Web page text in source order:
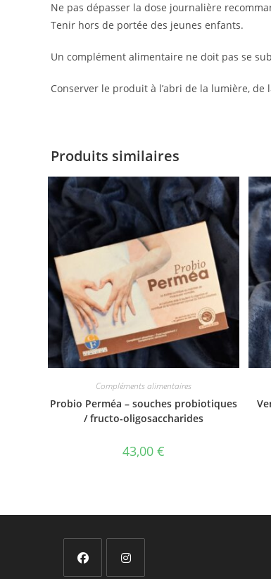
Ne pas dépasser la dose journalière
Tenir hors de portée des jeunes enfants.
Un complément alimentaire ne doit pas se
Conserver le produit à l’abri de la lumière, de
Produits similaires
Compléments alimentaires
Probio Perméa – souches probiotiques
/ fructo-oligosaccharides
43,00€